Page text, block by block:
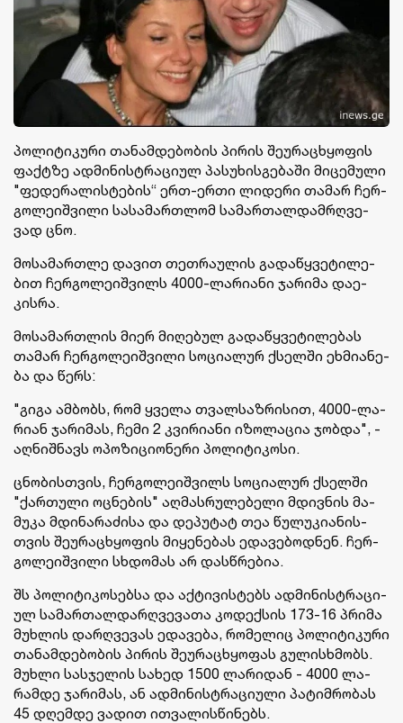
პო­ლი­ტი­კუ­რი თა­ნამ­დე­ბო­ბის პი­რის შე­უ­რა­ცხყო­ფის
ფაქ­ტზე ად­მი­ნის­ტრა­ცი­ულ პა­სუ­ხის­გე­ბა­ში მი­ცე­მუ­ლი
"ფე­დე­რა­ლის­ტე­ბის“ ერთ-ერთი ლი­დე­რი თა­მარ ჩერ­
გო­ლე­იშ­ვი­ლი სა­სა­მარ­თლომ სა­მარ­თალ­დამ­რღვე­
ვად ცნო.
მო­სა­მარ­თლე და­ვით თეთ­რა­უ­ლის გა­და­წყვე­ტი­ლე­
ბით ჩერ­გო­ლე­იშ­ვილს 4000-ლა­რი­ა­ნი ჯა­რი­მა და­ე­
კის­რა.
მო­სა­მარ­თლის მიერ მი­ღე­ბულ გა­და­წყვე­ტი­ლე­ბას
თა­მარ ჩერ­გო­ლე­იშ­ვი­ლი სო­ცი­ა­ლურ ქსელ­ში ეხ­მი­ა­ნე­
ბა და წერს:
"გიგა ამ­ბობს, რომ ყვე­ლა თვალ­საზ­რი­სით, 4000-ლა­
რი­ან ჯა­რი­მას, ჩემი 2 კვი­რი­ა­ნი იზო­ლა­ცია ჯობ­და", -
აღ­ნიშ­ნავს ოპო­ზი­ცი­ო­ნე­რი პო­ლი­ტი­კო­სი.
ცნო­ბის­თვის, ჩერ­გო­ლე­იშ­ვილს სო­ცი­ა­ლურ ქსელ­ში
"ქარ­თუ­ლი ოც­ნე­ბის" აღ­მას­რუ­ლე­ბე­ლი მდივ­ნის მა­
მუ­კა მდი­ნა­რა­ძი­სა და დე­პუ­ტატ თეა წუ­ლუ­კი­ა­ნის­
თვის შე­უ­რა­ცხყო­ფის მი­ყე­ნე­ბას ედა­ვე­ბოდ­ნენ. ჩერ­
გო­ლე­იშ­ვი­ლი სხდო­მას არ დას­წრე­ბია.
შს პო­ლი­ტი­კო­სებ­სა და აქ­ტი­ვის­ტებს ად­მი­ნის­ტრა­ცი­
ულ სა­მარ­თალ­დარ­ღვე­ვა­თა კო­დექ­სის 173-16 პრი­მა
მუხ­ლის დარ­ღვე­ვას ედა­ვე­ბა, რო­მე­ლიც პო­ლი­ტი­კუ­რი
თა­ნამ­დე­ბო­ბის პი­რის შე­უ­რა­ცხყო­ფას გუ­ლის­ხმობს.
მუხ­ლი სას­ჯე­ლის სა­ხედ 1500 ლა­რი­დან - 4000 ლა­
რამ­დე ჯა­რი­მას, ან ად­მი­ნის­ტრა­ცი­უ­ლი პა­ტიმ­რო­ბას
45 დღემ­დე ვა­დით ით­ვა­ლის­წი­ნებს.